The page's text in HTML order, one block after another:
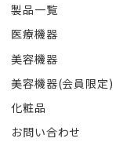
製品一覧
医療機器
美容機器
美容機器(会員限定)
化粧品
お問い合わせ